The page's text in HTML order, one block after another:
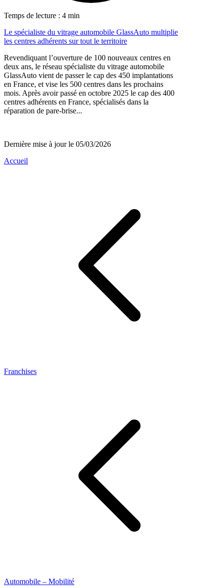
Temps de lecture : 4 min
Le spécialiste du vitrage automobile GlassAuto multiplie
les centres adhérents sur tout le territoire
Revendiquant l’ouverture de 100 nouveaux centres en
deux ans, le réseau spécialiste du vitrage automobile
GlassAuto vient de passer le cap des 450 implantations
en France, et vise les 500 centres dans les prochains
mois. Après avoir passé en octobre 2025 le cap des 400
centres adhérents en France, spécialisés dans la
réparation de pare-brise...
Dernière mise à jour le 05/03/2026
Accueil
Franchises
Automobile – Mobilité